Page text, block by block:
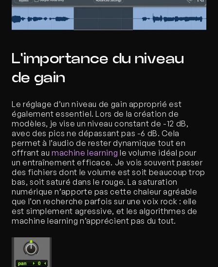
L'importance du niveau
de gain
Le réglage d’un niveau de gain approprié est
également essentiel. Lors de la création de
modèles, je vise un niveau constant de -12 dB,
avec des pics ne dépassant pas -6 dB. Cela
permet à l’audio de rester dynamique tout en
offrant au machine learning le volume idéal pour
un entraînement efficace. Je vois souvent passer
des fichiers dont le volume est soit beaucoup trop
bas, soit saturé dans le rouge. La saturation
numérique n’apporte pas cette chaleur agréable
que l’on recherche parfois sur une voix rock : elle
est simplement agressive, et les algorithmes de
machine learning n’apprécient pas du tout.